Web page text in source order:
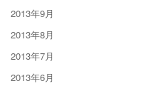
2013年9月
2013年8月
2013年7月
2013年6月